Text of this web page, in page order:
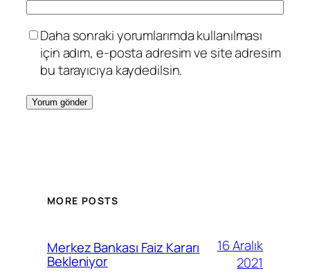
Daha sonraki yorumlarımda kullanılması
için adım, e-posta adresim ve site adresim
bu tarayıcıya kaydedilsin.
MORE POSTS
Merkez Bankası Faiz Kararı
Bekleniyor
16 Aralık
2021